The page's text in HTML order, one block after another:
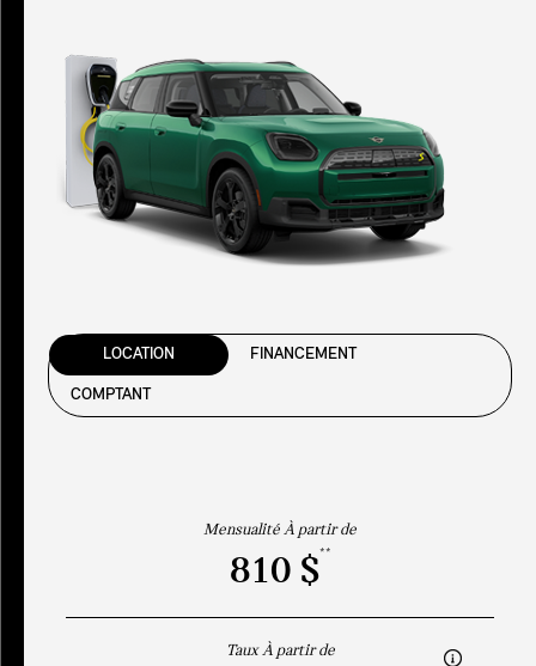
LOCATION FINANCEMENT
COMPTANT
Mensualité À partir de
810 $**
Taux À partir de